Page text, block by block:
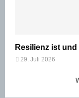
Resilienz ist
29. Juli 2026